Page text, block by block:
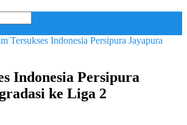
Tersukses Indonesia Persipura Jayapura
Indonesia Persipura
ke Liga 2